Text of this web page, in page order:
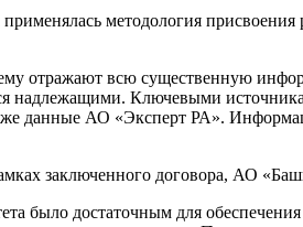
методология
отражают всю существенную
Ключевыми
данные АО «Эксперт РА».
заключенного договора, АО
было достаточным для